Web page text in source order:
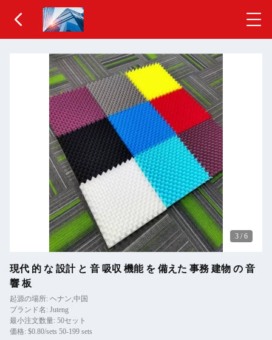
3 / 6
現代 的 な 設計 と 音 吸収 機能 を 備えた 事務 建物 の 音
響 板
起源の場所: ヘナン,中国
ブランド名: Juteng
最小注文数量: 50セット
価格: $0.80/sets 50-199 sets